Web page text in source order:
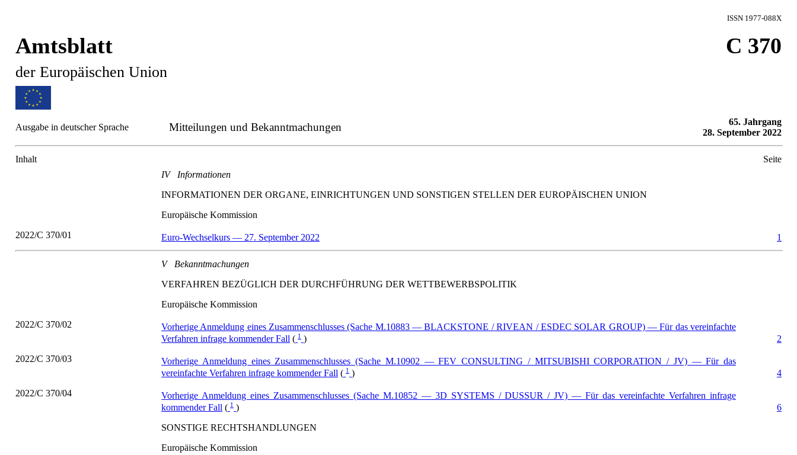
ISSN 1977-088X
Amtsblatt
der Europäischen Union
C 370
Ausgabe in deutscher Sprache Mitteilungen und Bekanntmachungen
65. Jahrgang
28. September 2022
Inhalt
Seite
IV Informationen
INFORMATIONEN DER ORGANE, EINRICHTUNGEN UND SONSTIGEN STELLEN DER EUROPÄISCHEN UNION
Europäische Kommission
2022/C 370/01
Euro-Wechselkurs — 27. September 2022 1
V Bekanntmachungen
VERFAHREN BEZÜGLICH DER DURCHFÜHRUNG DER WETTBEWERBSPOLITIK
Europäische Kommission
2022/C 370/02
Vorherige Anmeldung eines Zusammenschlusses (Sache M.10883 — BLACKSTONE / RIVEAN / ESDEC SOLAR GROUP) — Für das vereinfachte
Verfahren infrage kommender Fall ( 1 )
2
2022/C 370/03
Vorherige Anmeldung eines Zusammenschlusses (Sache M.10902 — FEV CONSULTING / MITSUBISHI CORPORATION / JV) — Für das
vereinfachte Verfahren infrage kommender Fall ( 1 )
4
2022/C 370/04
Vorherige Anmeldung eines Zusammenschlusses (Sache M.10852 — 3D SYSTEMS / DUSSUR / JV) — Für das vereinfachte Verfahren infrage
kommender Fall ( 1 )
6
SONSTIGE RECHTSHANDLUNGEN
Europäische Kommission